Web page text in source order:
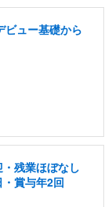
ビュー基礎から
残業ほぼなし
賞与年2回